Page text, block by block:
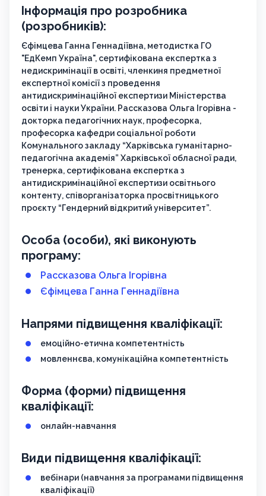
Інформація про розробника
(розробників):
Єфімцева Ганна Геннадіївна, методистка ГО
"ЕдКемп Україна", сертифікована експертка з
недискримінації в освіті, членкиня предметної
експертної комісії з проведення
антидискримінаційної експертизи Міністерства
освіти і науки України. Рассказова Ольга Ігорівна -
докторка педагогічних наук, професорка,
професорка кафедри соціальної роботи
Комунального закладу “Харківська гуманітарно-
педагогічна академія” Харківської обласної ради,
тренерка, сертифікована експертка з
антидискримінаційної експертизи освітнього
контенту, співорганізаторка просвітницького
проєкту “Гендерний відкритий університет”.
Особа (особи), які виконують
програму:
Рассказова Ольга Ігорівна
Єфімцева Ганна Геннадіївна
Напрями підвищення кваліфікації:
емоційно-етична компетентність
мовленнєва, комунікаційна компетентність
Форма (форми) підвищення
кваліфікації:
онлайн-навчання
Види підвищення кваліфікації:
вебінари (навчання за програмами підвищення
кваліфікації)